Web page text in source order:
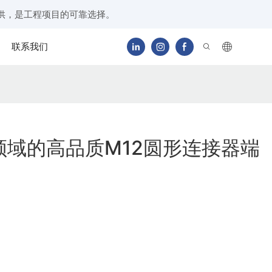
是工程项目的可靠选择。
联系我们
域的高品质M12圆形连接器端